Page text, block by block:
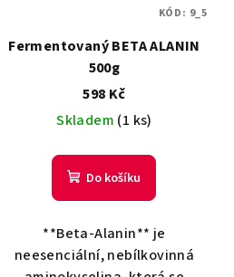
Fermentovaný BETA ALANIN
500g
598 Kč
Skladem (1 ks)
Do košíku
**Beta-Alanin** je
neesenciální, nebílkovinná
KÓD: 9_5